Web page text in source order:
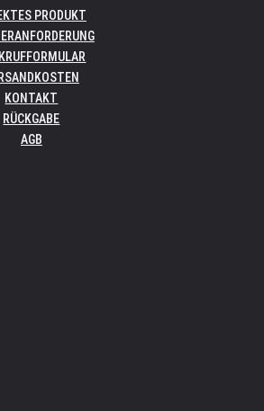
PRODUKT
KONTAKT
RÜCKGABE
AGB